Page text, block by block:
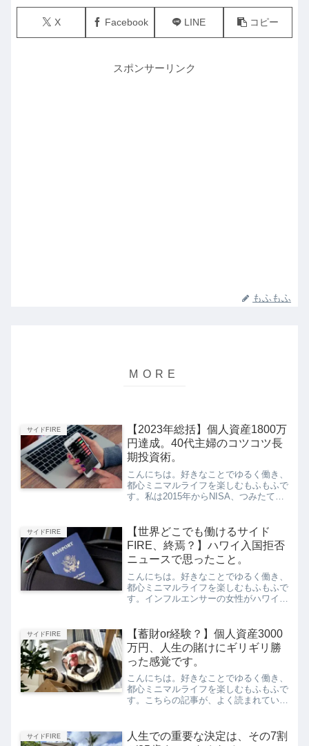
X Facebook LINE コピー
スポンサーリンク
もふもふ
サイドFIRE
【2023年総括】個人資産1800万
円達成。40代主婦のコツコツ長
期投資術。
こんにちは。好きなことでゆるく働き、
都心ミニマルライフを楽しむもふもふで
す。私は2015年からNISA、つみたて
あたりを増減しつつ、次の目標は運用額
1800万円...
サイドFIRE
【世界どこでも働けるサイド
FIRE、終焉？】ハワイ入国拒否
ニュースで思ったこと。
こんにちは。好きなことでゆるく働き、
都心ミニマルライフを楽しむもふもふで
す。インフルエンサーの女性がハワイに
扱い」ハワイで日本人女性“入国拒否”
売春疑われる？若い女性...
サイドFIRE
【蓄財or経験？】個人資産3000
万円、人生の賭けにギリギリ勝
った感覚です。
こんにちは。好きなことでゆるく働き、
都心ミニマルライフを楽しむもふもふで
す。こちらの記事が、よく読まれている
高380円から慌ててお金を貯めはじめた
サイドFIRE
人生での重要な決定は、その7割